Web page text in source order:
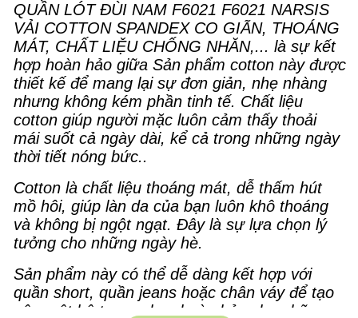
QUẦN LÓT ĐÙI NAM F6021 F6021 NARSIS
VẢI COTTON SPANDEX CO GIÃN, THOÁNG
MÁT, CHẤT LIỆU CHỐNG NHĂN,... là sự kết
hợp hoàn hảo giữa Sản phẩm cotton này được
thiết kế để mang lại sự đơn giản, nhẹ nhàng
nhưng không kém phần tinh tế. Chất liệu
cotton giúp người mặc luôn cảm thấy thoải
mái suốt cả ngày dài, kể cả trong những ngày
thời tiết nóng bức..
Cotton là chất liệu thoáng mát, dễ thấm hút
mồ hôi, giúp làn da của bạn luôn khô thoáng
và không bị ngột ngạt. Đây là sự lựa chọn lý
tưởng cho những ngày hè.
Sản phẩm này có thể dễ dàng kết hợp với
quần short, quần jeans hoặc chân váy để tạo
nên một bộ trang phục hoàn hảo cho những